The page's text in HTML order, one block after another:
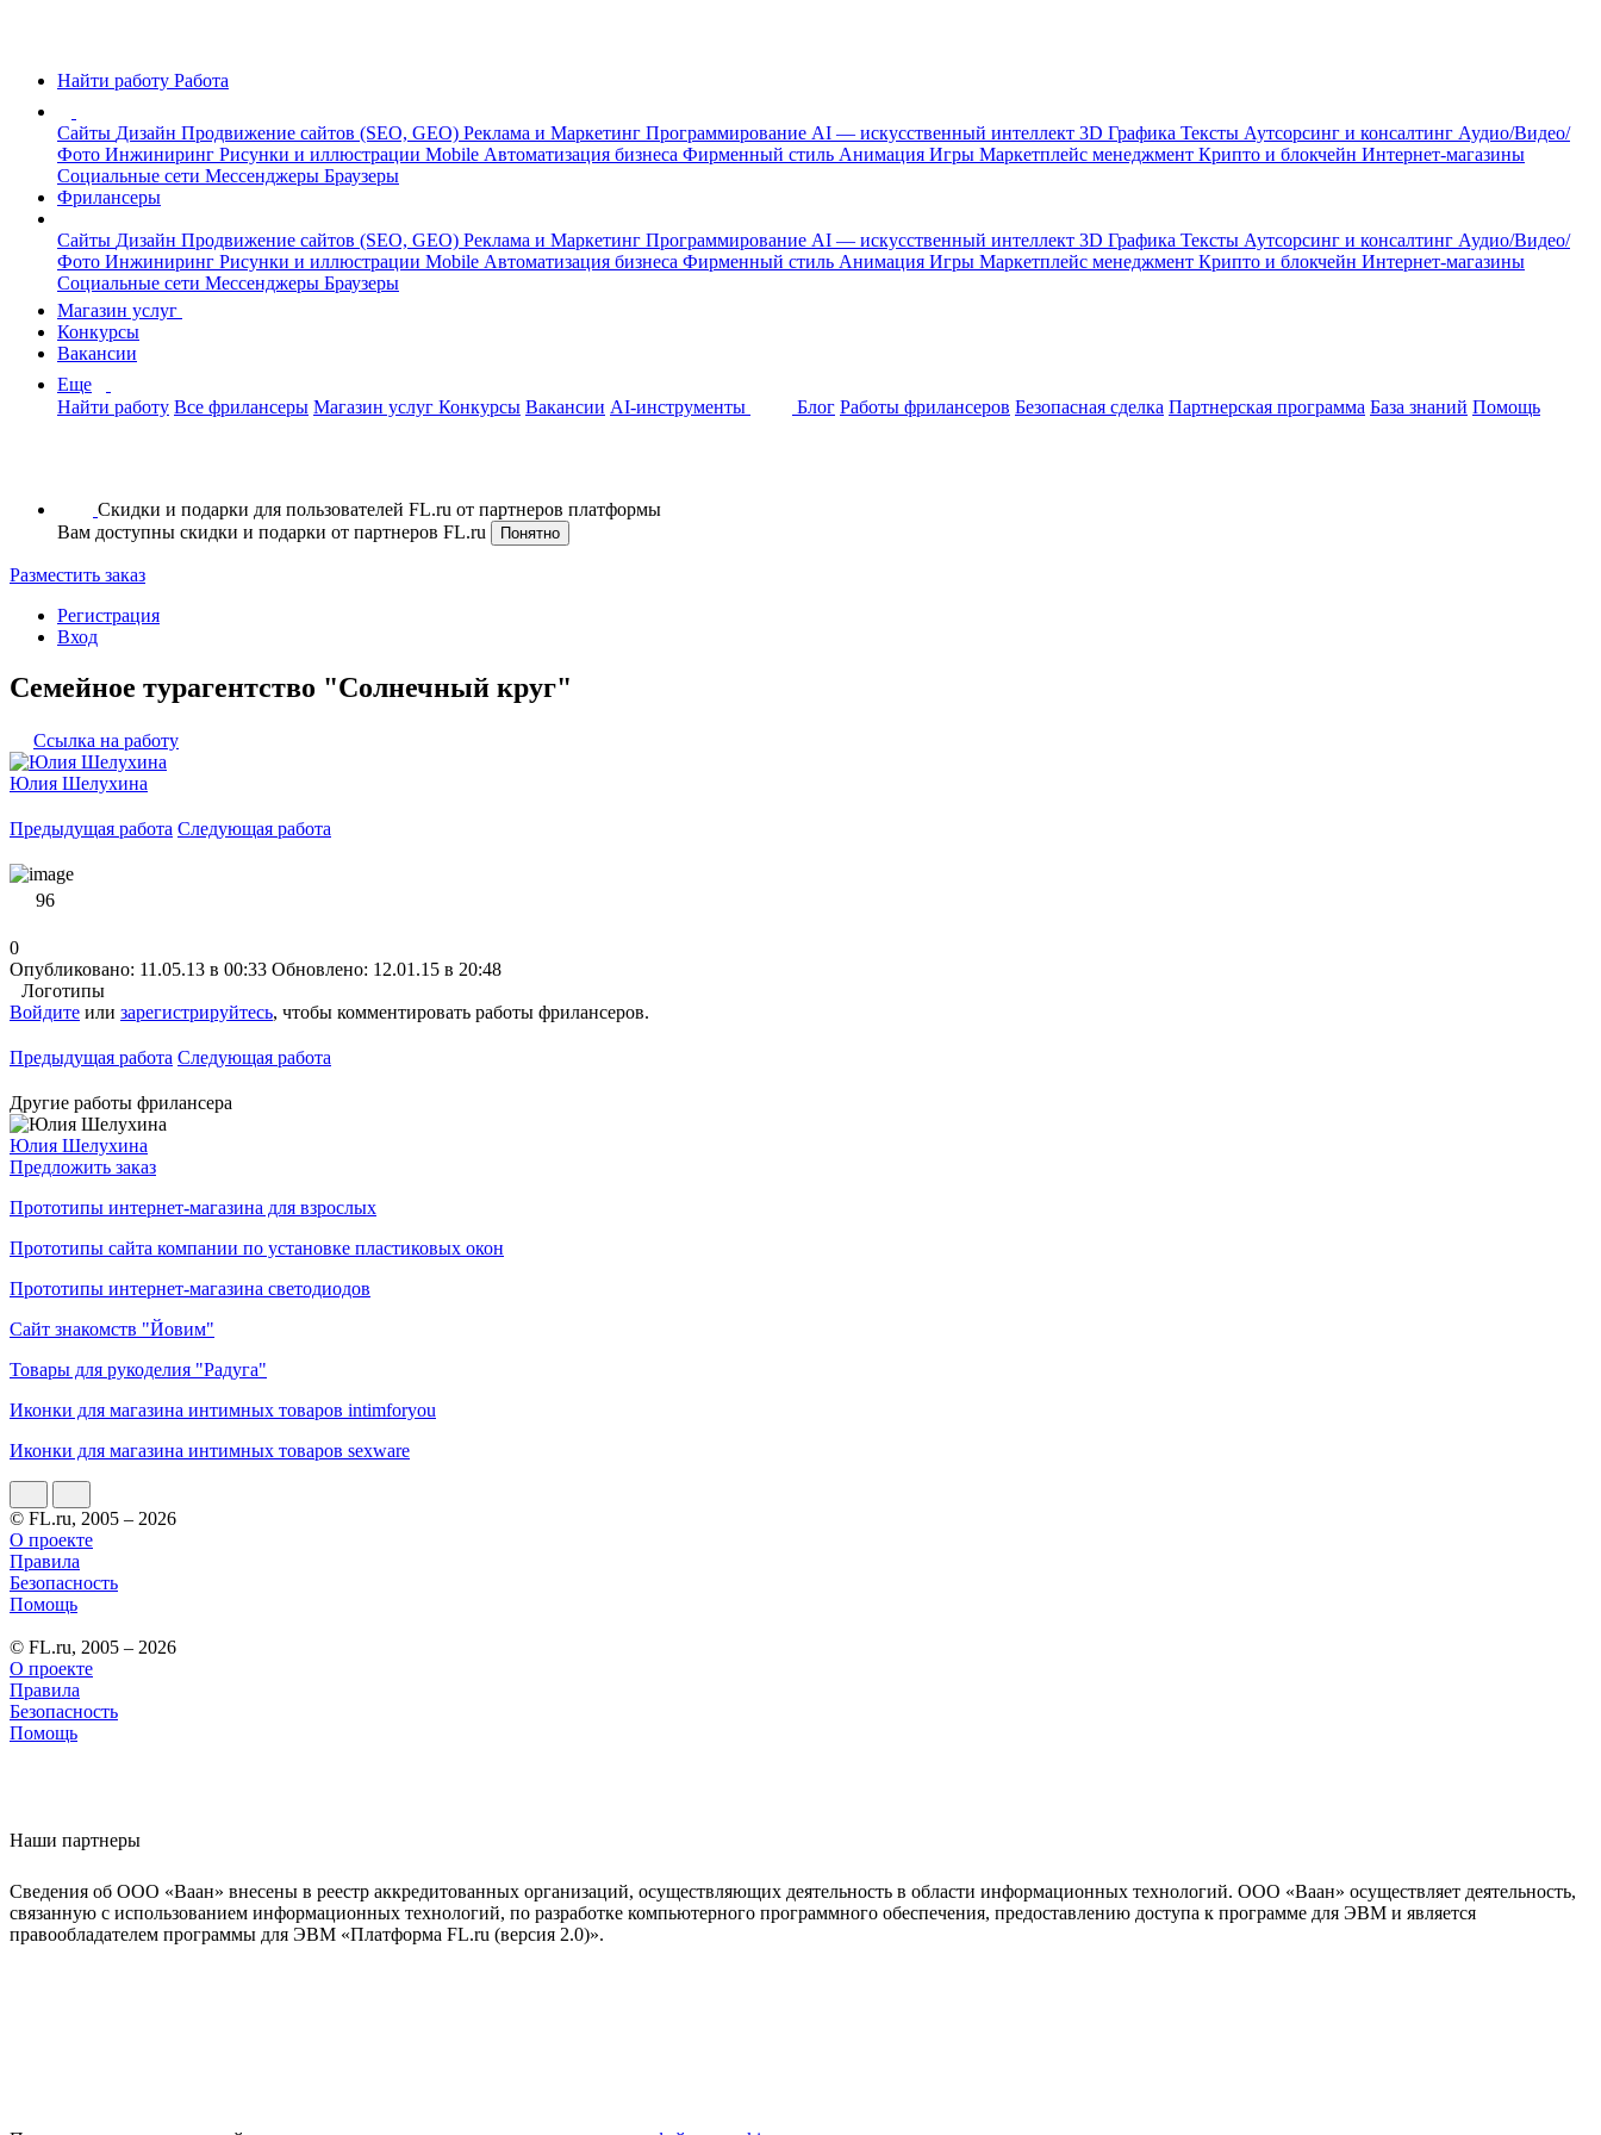
Найти работу Работа
Сайты Дизайн Продвижение сайтов (SEO, GEO) Реклама и Маркетинг Программирование AI — искусственный интеллект 3D Графика Тексты Аутсорсинг и консалтинг Аудио/Видео/
Фото Инжиниринг Рисунки и иллюстрации Mobile Автоматизация бизнеса Фирменный стиль Анимация Игры Маркетплейс менеджмент Крипто и блокчейн Интернет-магазины
Социальные сети Мессенджеры Браузеры
Фрилансеры
Сайты Дизайн Продвижение сайтов (SEO, GEO) Реклама и Маркетинг Программирование AI — искусственный интеллект 3D Графика Тексты Аутсорсинг и консалтинг Аудио/Видео/
Фото Инжиниринг Рисунки и иллюстрации Mobile Автоматизация бизнеса Фирменный стиль Анимация Игры Маркетплейс менеджмент Крипто и блокчейн Интернет-магазины
Социальные сети Мессенджеры Браузеры
Магазин услуг
Конкурсы
Вакансии
Еще
Найти работу Все фрилансеры Магазин услуг Конкурсы Вакансии AI-инструменты Блог Работы фрилансеров Безопасная сделка Партнерская программа База знаний Помощь
Скидки и подарки для пользователей FL.ru от партнеров платформы
Вам доступны скидки и подарки от партнеров FL.ru
Понятно
Разместить заказ
Регистрация
Вход
Семейное турагентство "Солнечный круг"
Ссылка на работу
Юлия Шелухина
Предыдущая работа Следующая работа
96
0
Опубликовано: 11.05.13 в 00:33 Обновлено: 12.01.15 в 20:48
Логотипы
Войдите или зарегистрируйтесь, чтобы комментировать работы фрилансеров.
Предыдущая работа Следующая работа
Другие работы фрилансера
Юлия Шелухина
Предложить заказ
Прототипы интернет-магазина для взрослых
Прототипы сайта компании по установке пластиковых окон
Прототипы интернет-магазина светодиодов
Сайт знакомств "Йовим"
Товары для рукоделия "Радуга"
Иконки для магазина интимных товаров intimforyou
Иконки для магазина интимных товаров sexware
© FL.ru, 2005 – 2026
О проекте
Правила
Безопасность
Помощь
© FL.ru, 2005 – 2026
О проекте
Правила
Безопасность
Помощь
Наши партнеры
Сведения об ООО «Ваан» внесены в реестр аккредитованных организаций, осуществляющих деятельность в области информационных технологий. ООО «Ваан» осуществляет деятельность,
связанную с использованием информационных технологий, по разработке компьютерного программного обеспечения, предоставлению доступа к программе для ЭВМ и является
правообладателем программы для ЭВМ «Платформа FL.ru (версия 2.0)».